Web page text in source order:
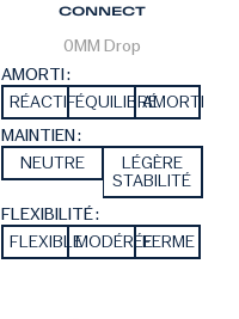
CONNECT
0MM Drop
AMORTI :
RÉACTIFÉQUILIBRÉAMORTI
MAINTIEN :
NEUTRE
LÉGÈRE
STABILITÉ
FLEXIBILITÉ :
FLEXIBLEMODÉRÉEFERME